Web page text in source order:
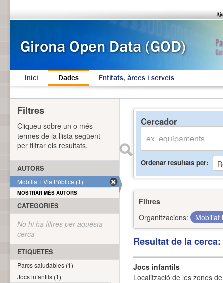
Inici Dades Entitats, àrees i serveis
Cercador
Ordenar resultats per
Filtres
Organitzacions:
Mobiliat
Resultat de la
Jocs infantils
Localització de les zones
Filtres
Cliqueu sobre un o més
termes de la llista següent
per filtrar els resultats.
AUTORS
Mobiliat i Via Pública (1)
MOSTRAR MÉS AUTORS
CATEGORIES
No hi ha filtres per aquesta
cerca
ETIQUETES
Parcs saludables (1)
Jocs infantils (1)